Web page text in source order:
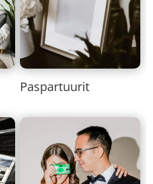
Paspartuurit